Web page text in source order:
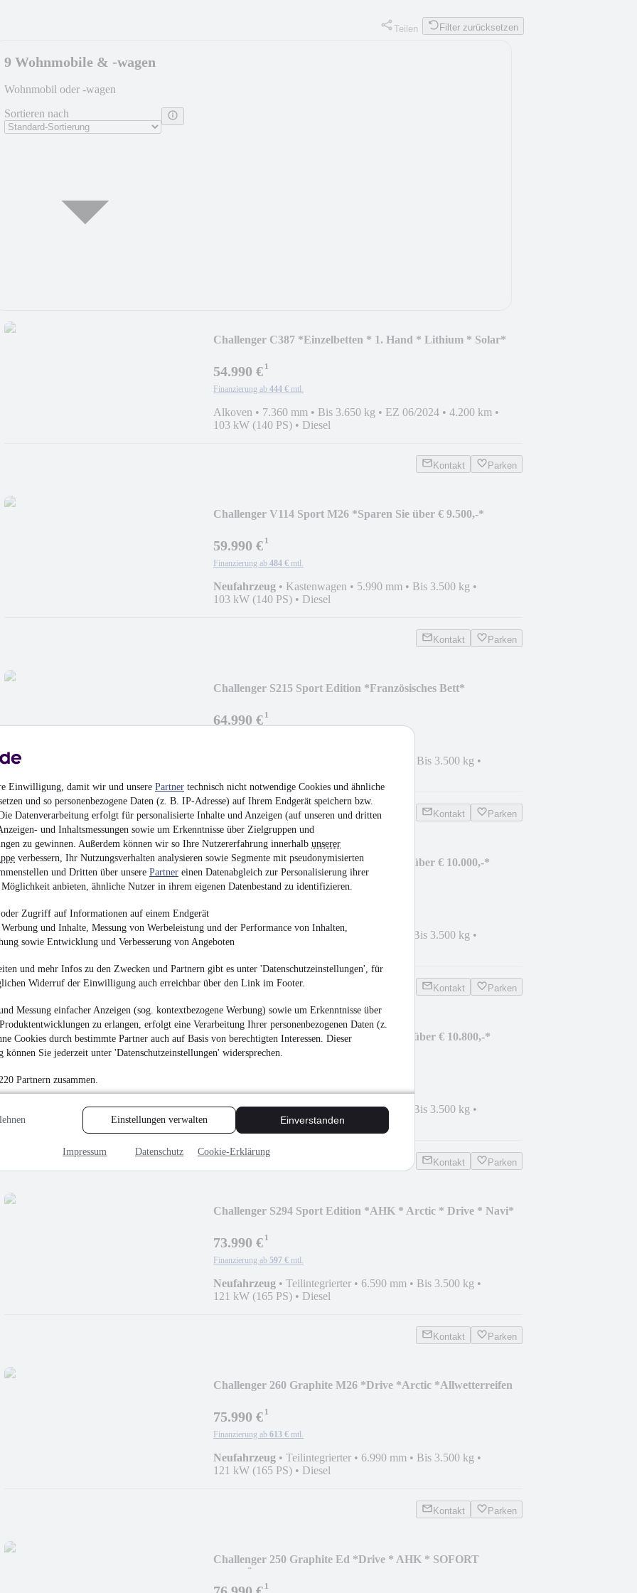
Einwilligung, damit wir und unsere Partner technisch nicht notwendige Cookies und ähnliche
und so personenbezogene Daten (z. B. IP-Adresse) auf Ihrem Endgerät speichern bzw.
Datenverarbeitung erfolgt für personalisierte Inhalte und Anzeigen (auf unseren und dritten
und Inhaltsmessungen sowie um Erkenntnisse über Zielgruppen und
zu gewinnen. Außerdem können wir so Ihre Nutzererfahrung innerhalb unserer
verbessern, Ihr Nutzungsverhalten analysieren sowie Segmente mit pseudonymisierten
und Dritten über unsere Partner einen Datenabgleich zur Personalisierung ihrer
anbieten, ähnliche Nutzer in ihrem eigenen Datenbestand zu identifizieren.
Zugriff auf Informationen auf einem Endgerät
und Inhalte, Messung von Werbeleistung und der Performance von Inhalten,
sowie Entwicklung und Verbesserung von Angeboten
und mehr Infos zu den Zwecken und Partnern gibt es unter 'Datenschutzeinstellungen', für
Widerruf der Einwilligung auch erreichbar über den Link im Footer.
Messung einfacher Anzeigen (sog. kontextbezogene Werbung) sowie um Erkenntnisse über
zu erlangen, erfolgt eine Verarbeitung Ihrer personenbezogenen Daten (z.
Cookies durch bestimmte Partner auch auf Basis von berechtigten Interessen. Dieser
können Sie jederzeit unter 'Datenschutzeinstellungen' widersprechen.
Partnern zusammen.
Einstellungen verwalten Einverstanden
Impressum Datenschutz Cookie-Erklärung
Teilen Filter zurücksetzen
9 Wohnmobile & -wagen
Wohnmobil oder -wagen
Sortieren nach
Challenger C387 *Einzelbetten * 1. Hand * Lithium * Solar*
54.990 €¹
Finanzierung ab 444 € mtl.
Alkoven • 7.360 mm • Bis 3.650 kg • EZ 06/2024 • 4.200 km •
103 kW (140 PS) • Diesel
Kontakt Parken
Challenger V114 Sport M26 *Sparen Sie über € 9.500,-*
59.990 €¹
Finanzierung ab 484 € mtl.
Neufahrzeug • Kastenwagen • 5.990 mm • Bis 3.500 kg •
103 kW (140 PS) • Diesel
Kontakt Parken
Challenger S215 Sport Edition *Französisches Bett*
64.990 €¹
Bis 3.500 kg •
Kontakt Parken
Challenger V114 Sport M26 *Sparen Sie über € 10.000,-*
66.990 €¹
Neufahrzeug•Kastenwagen Bis 3.500 kg •
132 kW (179 PS)
Kontakt Parken
Challenger V217 Sport M26 *Sparen Sie über € 10.800,-*
Neufahrzeug•Kastenwagen•6.360 mm Bis 3.500 kg •
132 kW (179 PS)•Diesel
Kontakt Parken
Challenger S294 Sport Edition *AHK * Arctic * Drive * Navi*
73.990 €¹
Finanzierung ab 597 € mtl.
Neufahrzeug • Teilintegrierter • 6.590 mm • Bis 3.500 kg •
121 kW (165 PS) • Diesel
Kontakt Parken
Challenger 260 Graphite M26 *Drive *Arctic *Allwetterreifen
75.990 €¹
Finanzierung ab 613 € mtl.
Neufahrzeug • Teilintegrierter • 6.990 mm • Bis 3.500 kg •
121 kW (165 PS) • Diesel
Kontakt Parken
Challenger 250 Graphite Ed *Drive * AHK * SOFORT
¹